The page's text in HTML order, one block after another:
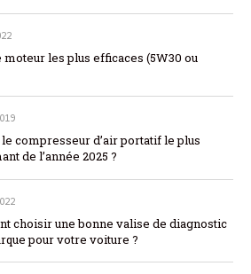
moteur les plus efficaces (5W30 ou
le compresseur d’air portatif le plus
de l’année 2025 ?
choisir une bonne valise de diagnostic
pour votre voiture ?